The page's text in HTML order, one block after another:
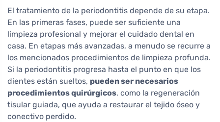
El tratamiento de la periodontitis depende de su etapa.
En las primeras fases, puede ser suficiente una
limpieza profesional y mejorar el cuidado dental en
casa. En etapas más avanzadas, a menudo se recurre a
los mencionados procedimientos de limpieza profunda.
Si la periodontitis progresa hasta el punto en que los
dientes están sueltos, pueden ser necesarios
procedimientos quirúrgicos, como la regeneración
tisular guiada, que ayuda a restaurar el tejido óseo y
conectivo perdido.